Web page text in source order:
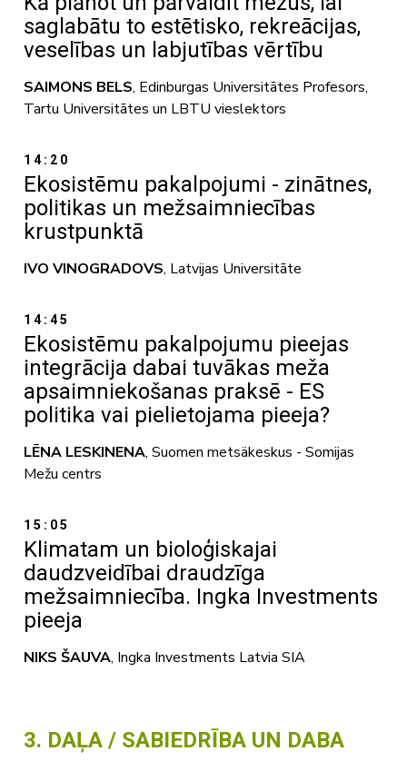
saglabātu to estētisko, rekreācijas,
veselības un labjutības vērtību
SAIMONS BELS, Edinburgas Universitātes Profesors,
Tartu Universitātes un LBTU vieslektors
14:20
Ekosistēmu pakalpojumi - zinātnes,
politikas un mežsaimniecības
krustpunktā
IVO VINOGRADOVS, Latvijas Universitāte
14:45
Ekosistēmu pakalpojumu pieejas
integrācija dabai tuvākas meža
apsaimniekošanas praksē - ES
politika vai pielietojama pieeja?
LĒNA LESKINENA, Suomen metsäkeskus - Somijas
Mežu centrs
15:05
Klimatam un bioloģiskajai
daudzveidībai draudzīga
mežsaimniecība. Ingka Investments
pieeja
NIKS ŠAUVA, Ingka Investments Latvia SIA
3. DAĻA / SABIEDRĪBA UN DABA